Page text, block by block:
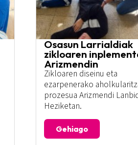
Osasun Larrialdiak
zikloaren
Arizmendin
Zikloaren diseinu eta
ezarpenerako
prozesua Arizmendi
Heziketan.
Gehiago